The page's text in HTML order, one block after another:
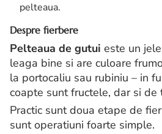
pelteaua.
Despre fierbere
Pelteaua de gutui este un
leaga bine si are culoare
la portocaliu sau rubiniu – in
coapte sunt fructele, dar si
Practic sunt doua etape de
sunt operatiuni foarte simple.